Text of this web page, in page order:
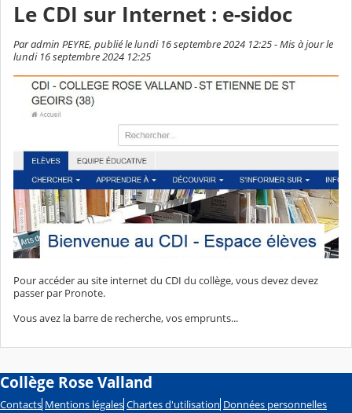
Le CDI sur Internet : e-sidoc
Par admin PEYRE, publié le lundi 16 septembre 2024 12:25 - Mis à jour le
lundi 16 septembre 2024 12:25
Pour accéder au site internet du CDI du collège, vous devez devez
passer par Pronote.
Vous avez la barre de recherche, vos emprunts...
Collège Rose Valland
Contacts Mentions légales Chartes d'utilisation Données personnelles